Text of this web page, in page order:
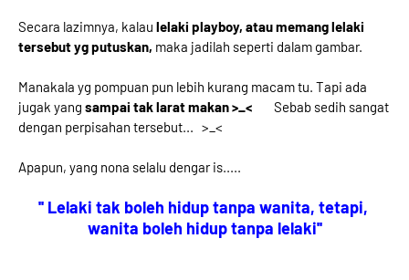
Secara lazimnya, kalau lelaki playboy, atau memang lelaki
tersebut yg putuskan, maka jadilah seperti dalam gambar.
Manakala yg pompuan pun lebih kurang macam tu. Tapi ada
jugak yang sampai tak larat makan >_< Sebab sedih sangat
dengan perpisahan tersebut... >_<
Apapun, yang nona selalu dengar is.....
'' Lelaki tak boleh hidup tanpa wanita, tetapi,
wanita boleh hidup tanpa lelaki''